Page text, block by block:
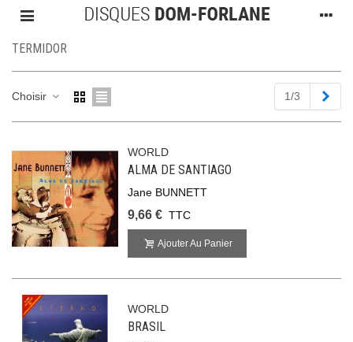
TERMIDOR
Choisir 1/3
WORLD
ALMA DE SANTIAGO
Jane BUNNETT
9,66 € TTC
Ajouter Au Panier
WORLD
BRASIL